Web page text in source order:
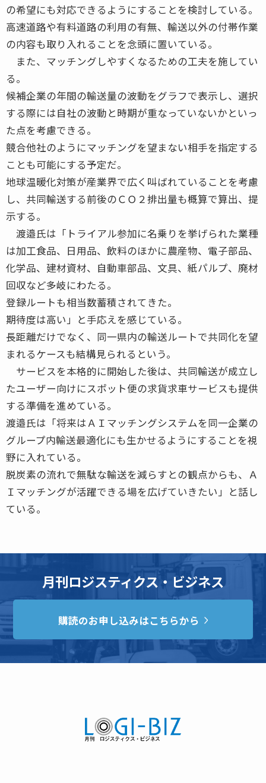
の希望にも対応できるようにすることを検討している。
高速道路や有料道路の利用の有無、輸送以外の付帯作業
の内容も取り入れることを念頭に置いている。
また、マッチングしやすくなるための工夫を施してい
る。
候補企業の年間の輸送量の波動をグラフで表示し、選択
する際には自社の波動と時期が重なっていないかといっ
た点を考慮できる。
競合他社のようにマッチングを望まない相手を指定する
ことも可能にする予定だ。
地球温暖化対策が産業界で広く叫ばれていることを考慮
し、共同輸送する前後のＣＯ２排出量も概算で算出、提
示する。
渡邉氏は「トライアル参加に名乗りを挙げられた業種
は加工食品、日用品、飲料のほかに農産物、電子部品、
化学品、建材資材、自動車部品、文具、紙パルプ、廃材
回収など多岐にわたる。
登録ルートも相当数蓄積されてきた。
期待度は高い」と手応えを感じている。
長距離だけでなく、同一県内の輸送ルートで共同化を望
まれるケースも結構見られるという。
サービスを本格的に開始した後は、共同輸送が成立し
たユーザー向けにスポット便の求貨求車サービスも提供
する準備を進めている。
渡邉氏は「将来はＡＩマッチングシステムを同一企業の
グループ内輸送最適化にも生かせるようにすることを視
野に入れている。
脱炭素の流れで無駄な輸送を減らすとの観点からも、Ａ
Ｉマッチングが活躍できる場を広げていきたい」と話し
ている。
月刊ロジスティクス・ビジネス
購読のお申し込みはこちらから